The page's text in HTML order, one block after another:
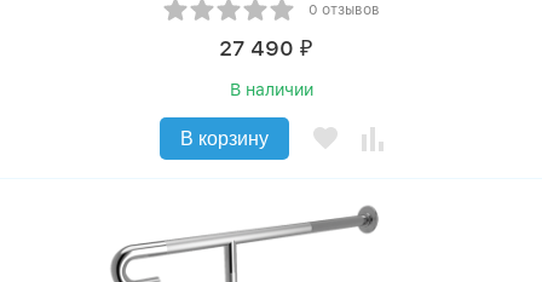
0 отзывов
27 490 ₽
В наличии
В корзину